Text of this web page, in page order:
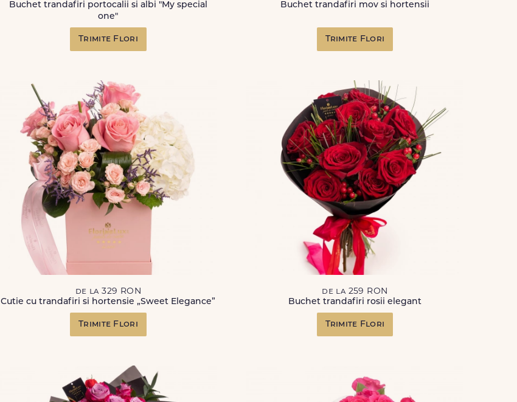
Buchet trandafiri portocalii si albi "My special
one"
Trimite Flori
Buchet trandafiri mov si hortensii
Trimite Flori
de la 329 RON
Cutie cu trandafiri si hortensie „Sweet Elegance”
Trimite Flori
de la 259 RON
Buchet trandafiri rosii elegant
Trimite Flori